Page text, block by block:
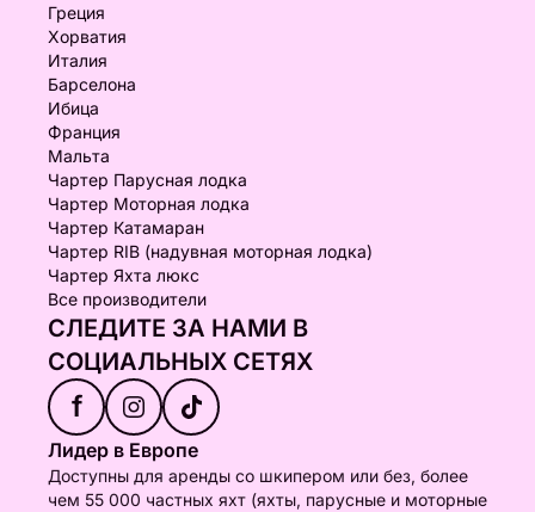
Греция
Хорватия
Италия
Барселона
Ибица
Франция
Мальта
Чартер Парусная лодка
Чартер Моторная лодка
Чартер Катамаран
Чартер RIB (надувная моторная лодка)
Чартер Яхта люкс
Все производители
СЛЕДИТЕ ЗА НАМИ В
СОЦИАЛЬНЫХ СЕТЯХ
f
Лидер в Европе
Доступны для аренды со шкипером или без, более
чем 55 000 частных яхт (яхты, парусные и моторные